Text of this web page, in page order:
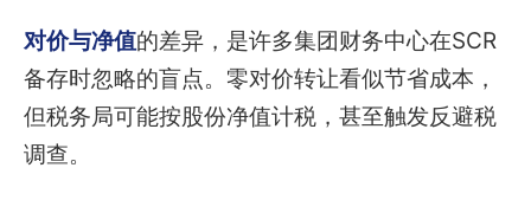
对价与净值的差异，是许多集团财务中心在SCR
备存时忽略的盲点。零对价转让看似节省成本，
但税务局可能按股份净值计税，甚至触发反避税
调查。